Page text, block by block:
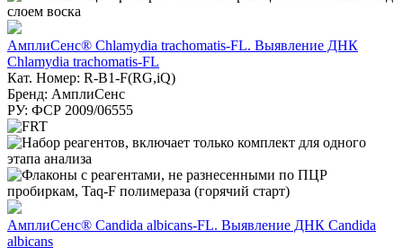
АмплиСенс® Chlamydia trachomatis-FL. Выявление ДНК
Chlamydia trachomatis-FL
Кат. Номер: R-B1-F(RG,iQ)
Бренд: АмплиСенс
РУ: ФСР 2009/06555
АмплиСенс® Candida albicans-FL. Выявление ДНК Candida
albicans